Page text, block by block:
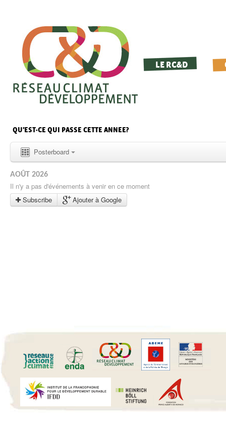
LE RC&D
QU’EST-CE QUI PASSE CETTE ANNEE?
Posterboard
AOÛT 2026
Il n'y a pas d'événements à venir en ce moment
Subscribe
Ajouter à Google